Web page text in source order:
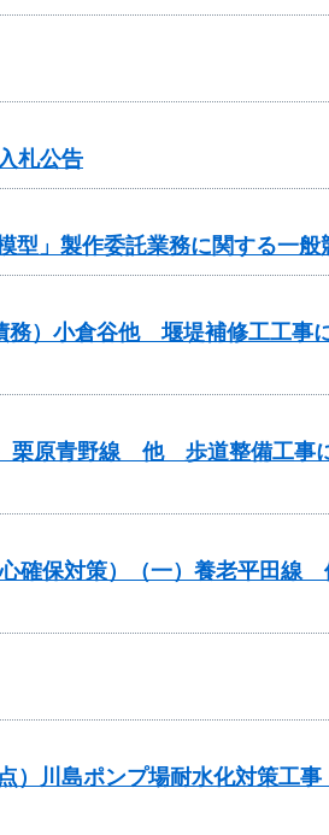
札公告
型」製作委託業務に関する一般
務）小倉谷他 堰堤補修工工事
栗原青野線 他 歩道整備工事
確保対策）（一）養老平田
川島ポンプ場耐水化対策工事